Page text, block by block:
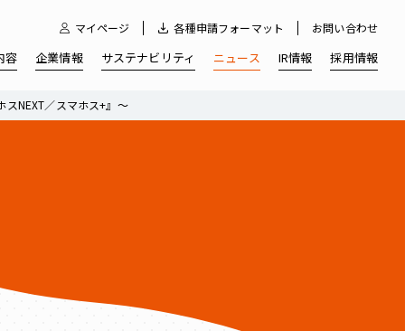
容 企業情報 サステナビリティ ニュース IR情報 採用情報
マイページ 各種申請フォーマット お問い合わせ
NEXT／スマホス+』～